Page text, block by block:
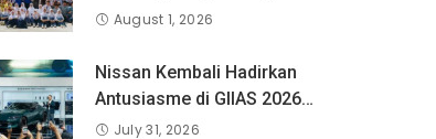
Surabaya Berlatih Langsung
di PLN Mobile Jalan Juara
JEVA Spike Nation 2026.
August 1, 2026
Nissan Kembali Hadirkan
Antusiasme di GIIAS 2026
melalui Debut Perdana”
July 31, 2026